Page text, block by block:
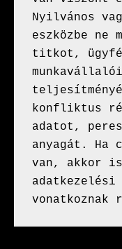
Nyilvános
eszközbe ne
titkot,
munkavállalói
konfliktus
adatot,
anyagát. Ha
van, akkor
adatkezelési
vonatkoznak